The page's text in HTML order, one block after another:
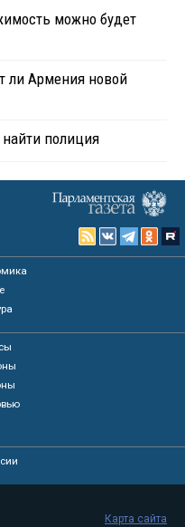
можно будет
ли Армения новой
полиция
Карта сайта